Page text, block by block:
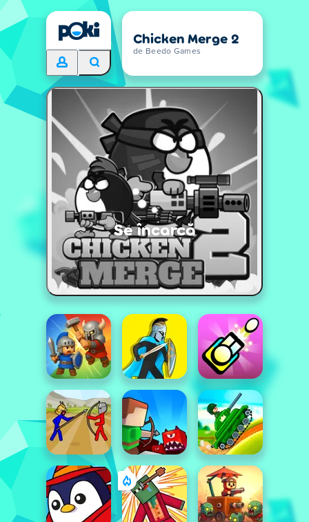
Chicken Merge 2
de Beedo Games
Se încarcă